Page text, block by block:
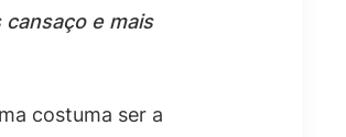
e mais
costuma ser a